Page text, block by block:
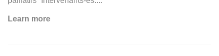
Learn more